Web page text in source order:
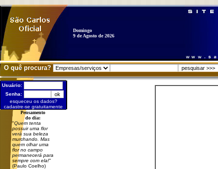
Domingo
9 de Agosto de 2026
O quê procura?
Usuário:
Senha:
esqueceu os dados?
cadastre-se gratuitamente
Pensamento
do dia:
"Quem tenta
possuir uma flor
verá sua beleza
murchando. Mas
quem olhar uma
flor no campo
permanecerá para
sempre com ela!"
(Paulo Coelho)